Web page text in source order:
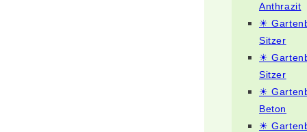
Anthrazit
☀
Sitzer
☀
Sitzer
☀
Beton
☀